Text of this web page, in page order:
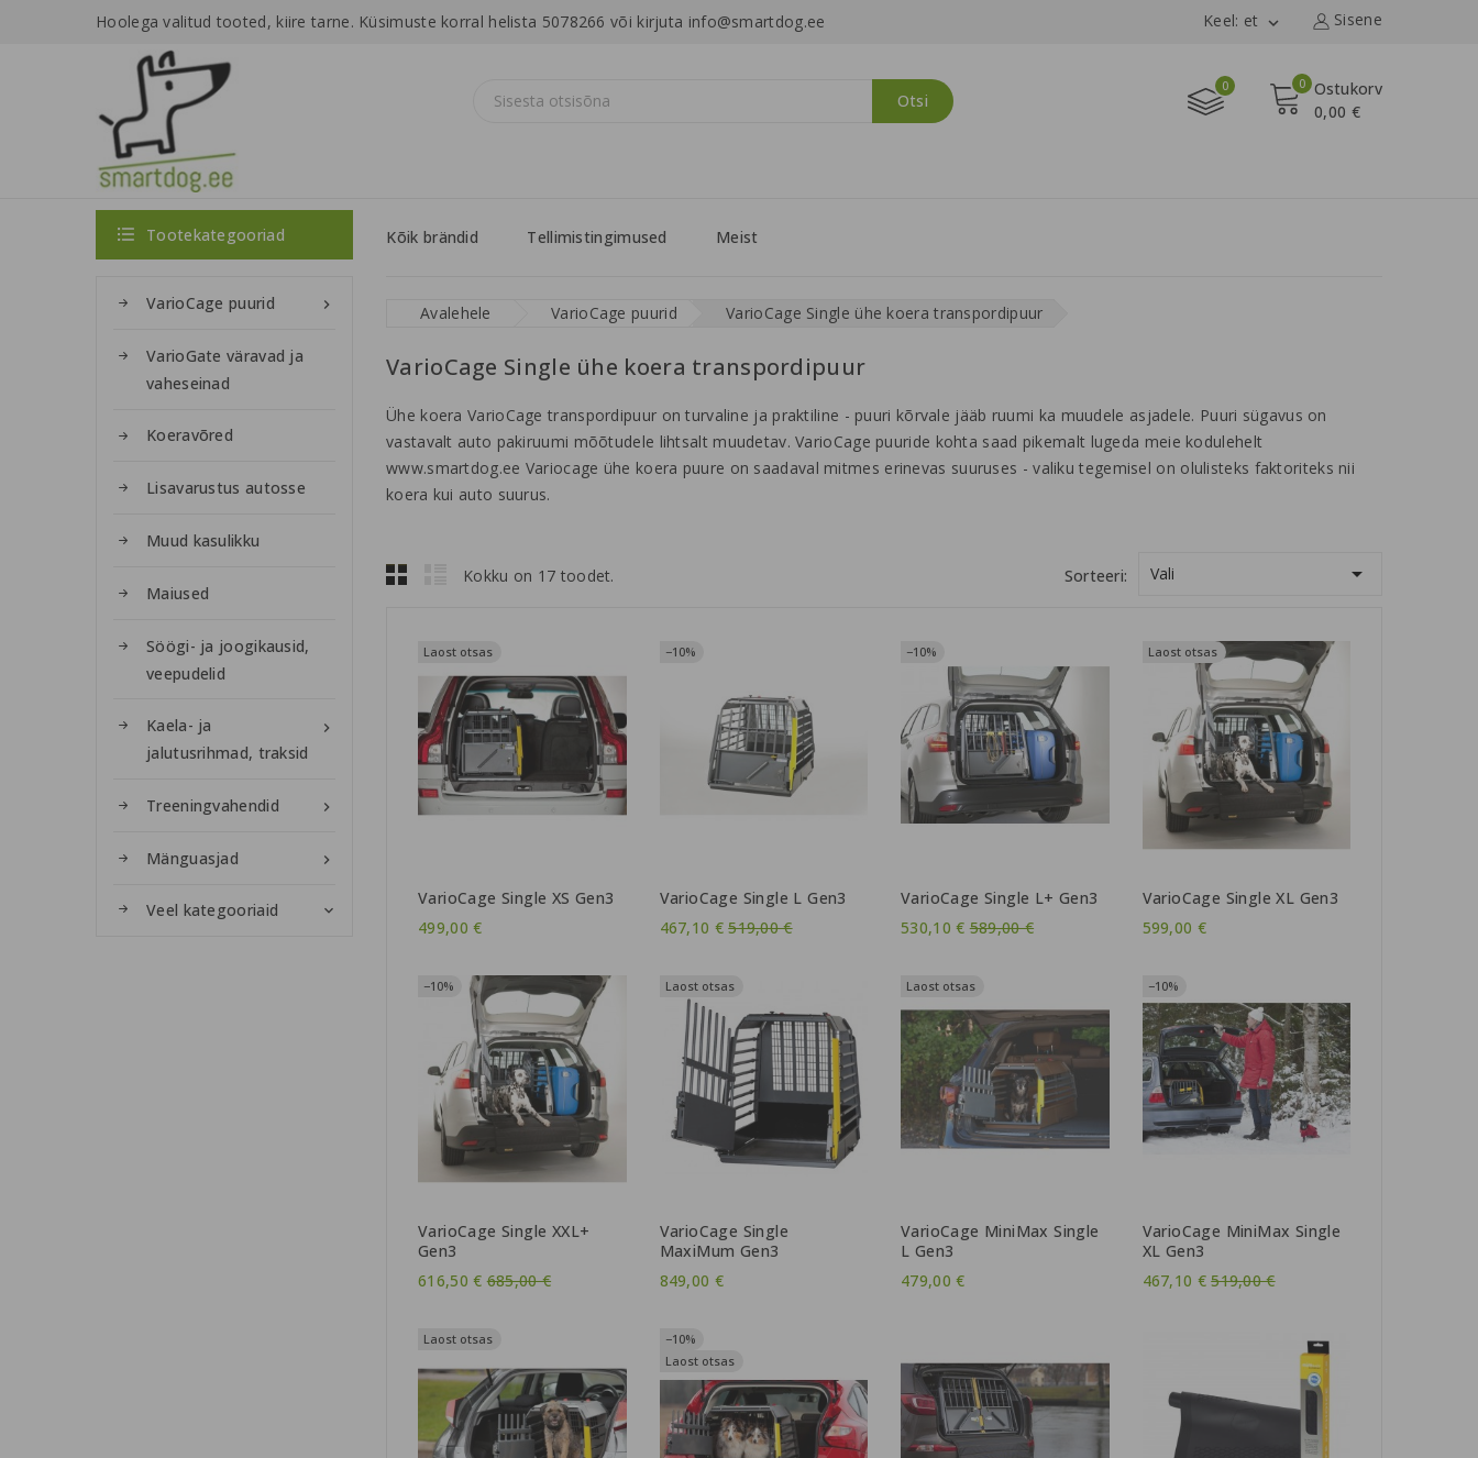
Hoolega valitud tooted, kiire tarne. Küsimuste korral helista 5078266 või kirjuta info@smartdog.ee Sisene
Keel: et 
0 Ostukorv
0,00 €
Otsi
0
Kõik brändid Tellimistingimused Meist
 Tootekategooriad

VarioCage puurid
VarioGate väravad ja
vaheseinad
Koeravõred
Lisavarustus autosse
Muud kasulikku
Maiused
Söögi- ja joogikausid,
veepudelid

Kaela- ja
jalutusrihmad, traksid

Treeningvahendid

Mänguasjad
Veel kategooriaid 
Avalehele VarioCage puurid VarioCage Single ühe koera transpordipuur
VarioCage Single ühe koera transpordipuur
Ühe koera VarioCage transpordipuur on turvaline ja praktiline - puuri kõrvale jääb ruumi ka muudele asjadele. Puuri sügavus on
vastavalt auto pakiruumi mõõtudele lihtsalt muudetav. VarioCage puuride kohta saad pikemalt lugeda meie kodulehelt
www.smartdog.ee Variocage ühe koera puure on saadaval mitmes erinevas suuruses - valiku tegemisel on olulisteks faktoriteks nii
koera kui auto suurus.
Kokku on 17 toodet. Sorteeri: Vali 
Laost otsas
VarioCage Single XS Gen3
499,00 €
−10%
VarioCage Single L Gen3
467,10 € Tavahind
519,00 €
−10%
VarioCage Single L+ Gen3
530,10 € Tavahind
589,00 €
Laost otsas
VarioCage Single XL Gen3
599,00 €
−10%
VarioCage Single XXL+
Gen3
616,50 € Tavahind
685,00 €
Laost otsas
VarioCage Single
MaxiMum Gen3
849,00 €
Laost otsas
VarioCage MiniMax Single
L Gen3
479,00 €
−10%
VarioCage MiniMax Single
XL Gen3
467,10 € Tavahind
519,00 €
Laost otsas
−10%
Laost otsas